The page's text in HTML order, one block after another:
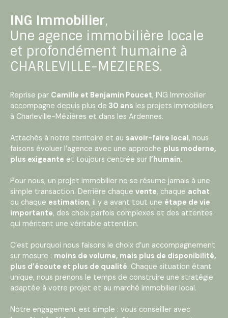
ING Immobilier,
Une agence immobilière locale
et profondément humaine à
CHARLEVILLE-MEZIERES.
Reprise par Camille et Benjamin Poucet, ING Immobilier
accompagne depuis plus de 30 ans les projets immobiliers
à Charleville-Mézières et dans les Ardennes.
Attachés à notre territoire et au savoir-faire local, nous
faisons évoluer l’agence avec une approche plus moderne,
plus exigeante et toujours centrée sur l’humain.
Pour nous, un projet immobilier ne se résume jamais à une
simple transaction. Derrière chaque vente, chaque achat
ou chaque estimation, il y a avant tout une étape de vie
importante, des choix parfois complexes et des attentes
qui méritent une véritable attention.
C’est pourquoi nous faisons le choix d’un accompagnement
sur mesure : moins de volume, mais plus de disponibilité,
plus d’écoute et plus de qualité. Chaque situation étant
unique, nous prenons le temps de construire une stratégie
adaptée à votre projet et au marché immobilier local.
Notre engagement est simple : vous conseiller avec